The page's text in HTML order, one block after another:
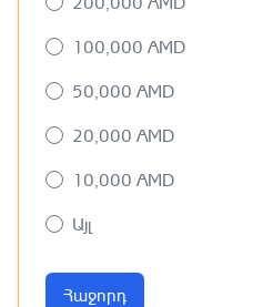
100,000 AMD
50,000 AMD
20,000 AMD
10,000 AMD
Այլ
Հաջորդ